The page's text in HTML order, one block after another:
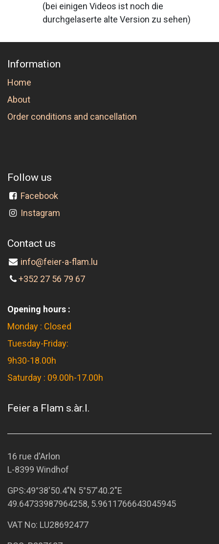
(bei einigen Videos ist noch die
durchgelaserte alte Version zu sehen)
Information
Home
About
Order conditions and cancellation
Follow us
Facebook
Instagram
Contact us
info@feier-a-flam.lu
+352 27 56 79 67
Opening hours :
Monday : Closed
Tuesday-Friday:
9h30-18.00h
Saturday : 09.00h-17.00h
Feier a Flam s.àr.l.
16 rue d'Arlon
L-8399 Windhof
GPS:49°38'50.4"N 5°57'40.2"E
49.64733987964258, 5.9611766643045945
VAT No: LU28692477